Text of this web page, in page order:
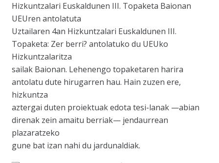
Hizkuntzalari Euskaldunen III. Topaketa Baionan
UEUren antolatuta
Uztailaren 4an Hizkuntzalari Euskaldunen III.
Topaketa: Zer berri? antolatuko du UEUko
Hizkuntzalaritza
sailak Baionan. Lehenengo topaketaren harira
antolatu dute hirugarren hau. Hain zuzen ere,
hizkuntza
aztergai duten proiektuak edota tesi-lanak —abian
direnak zein amaitu berriak— jendaurrean
plazaratzeko
gune bat izan nahi du jardunaldiak.